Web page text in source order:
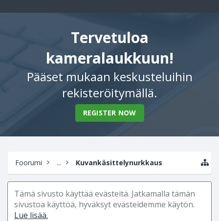
Tervetuloa
kameralaukkuun!
Pääset mukaan keskusteluihin
rekisteröitymällä.
REGISTER NOW
Foorumi ... Kuvankäsittelynurkkaus
Tämä sivusto käyttää evästeitä. Jatkamalla tämän
sivustoa käyttöä, hyväksyt evästeidemme käytön.
Lue lisää.